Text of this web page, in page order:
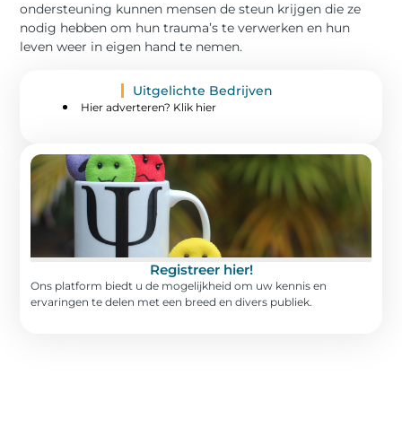
ondersteuning kunnen mensen de steun krijgen die ze
nodig hebben om hun trauma’s te verwerken en hun
leven weer in eigen hand te nemen.
Uitgelichte Bedrijven
Hier adverteren? Klik hier
Registreer hier!
Ons platform biedt u de mogelijkheid om uw kennis en
ervaringen te delen met een breed en divers publiek.